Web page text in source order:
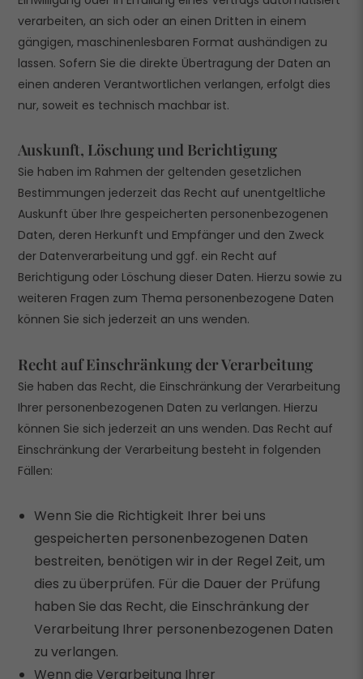
verarbeiten, an sich oder an einen Dritten in einem
gängigen, maschinenlesbaren Format aushändigen zu
lassen. Sofern Sie die direkte Übertragung der Daten an
einen anderen Verantwortlichen verlangen, erfolgt dies
nur, soweit es technisch machbar ist.
Auskunft, Löschung und Berichtigung
Sie haben im Rahmen der geltenden gesetzlichen
Bestimmungen jederzeit das Recht auf unentgeltliche
Auskunft über Ihre gespeicherten personenbezogenen
Daten, deren Herkunft und Empfänger und den Zweck
der Datenverarbeitung und ggf. ein Recht auf
Berichtigung oder Löschung dieser Daten. Hierzu sowie zu
weiteren Fragen zum Thema personenbezogene Daten
können Sie sich jederzeit an uns wenden.
Recht auf Einschränkung der Verarbeitung
Sie haben das Recht, die Einschränkung der Verarbeitung
Ihrer personenbezogenen Daten zu verlangen. Hierzu
können Sie sich jederzeit an uns wenden. Das Recht auf
Einschränkung der Verarbeitung besteht in folgenden
Fällen:
Wenn Sie die Richtigkeit Ihrer bei uns
gespeicherten personenbezogenen Daten
bestreiten, benötigen wir in der Regel Zeit, um
dies zu überprüfen. Für die Dauer der Prüfung
haben Sie das Recht, die Einschränkung der
Verarbeitung Ihrer personenbezogenen Daten
zu verlangen.
Wenn die Verarbeitung Ihrer
helfen, diese Website und Ihre Erfahrung zu verbessern.
Personenbezogene Daten können verarbeitet werden (z. B. IP-
Adressen), z. B. für personalisierte Anzeigen und Inhalte oder
Anzeigen- und Inhaltsmessung.
Weitere Informationen über die
Verwendung Ihrer Daten finden Sie in unserer
Datenschutzerklärung.
Hier finden Sie eine Übersicht über alle verwendeten Cookies. Sie
können Ihre Zustimmung zu ganzen Kategorien geben oder sich
Einstellungen speichern & schließen
Nur essenzielle Cookies akzeptieren
Zurück
Datenschutzeinstellungen
Essenziell (1)
Essenzielle Cookies ermöglichen grundlegende Funktionen und sind für
die einwandfreie Funktion der Website erforderlich.
Externe Medien (1)
Inhalte von Videoplattformen und Social Media Plattformen werden
standardmäßig blockiert. Wenn Cookies von externen Medien akzeptiert
werden, bedarf der Zugriff auf diese Inhalte keiner manuellen Zustimmung
mehr.
Datenschutzerklärung